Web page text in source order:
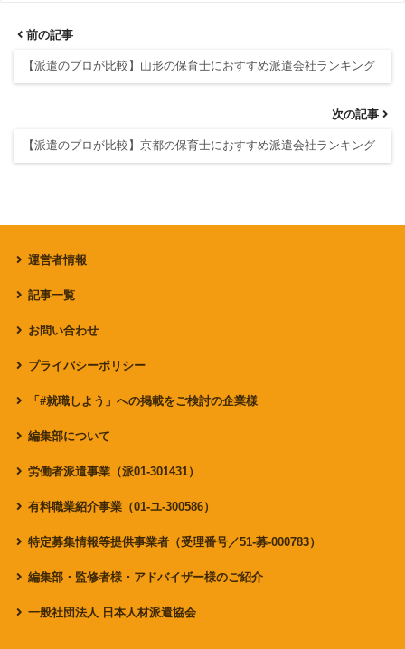
前の記事
【派遣のプロが比較】山形の保育士におすすめ派遣会社ランキング
次の記事
【派遣のプロが比較】京都の保育士におすすめ派遣会社ランキング
運営者情報
記事一覧
お問い合わせ
プライバシーポリシー
「#就職しよう」への掲載をご検討の企業様
編集部について
労働者派遣事業（派01-301431）
有料職業紹介事業（01-ユ-300586）
特定募集情報等提供事業者（受理番号／51-募-000783）
編集部・監修者様・アドバイザー様のご紹介
一般社団法人 日本人材派遣協会